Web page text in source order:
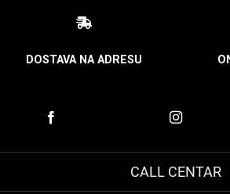
DOSTAVA NA ADRESU
CALL CENTAR